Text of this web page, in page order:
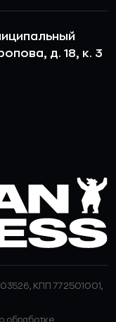
д. 18, к. 3
КПП 772501001,
обработке